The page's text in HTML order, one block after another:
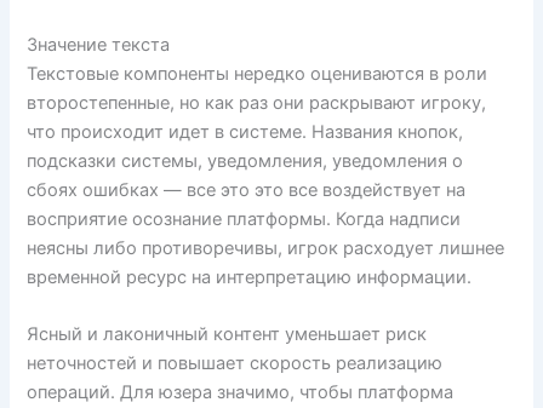
Значение текста
Текстовые компоненты нередко оцениваются в роли
второстепенные, но как раз они раскрывают игроку,
что происходит идет в системе. Названия кнопок,
подсказки системы, уведомления, уведомления о
сбоях ошибках — все это это все воздействует на
восприятие осознание платформы. Когда надписи
неясны либо противоречивы, игрок расходует лишнее
временной ресурс на интерпретацию информации.
Ясный и лаконичный контент уменьшает риск
неточностей и повышает скорость реализацию
операций. Для юзера значимо, чтобы платформа